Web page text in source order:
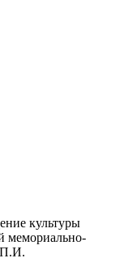
культуры
мемориально-
П.И.